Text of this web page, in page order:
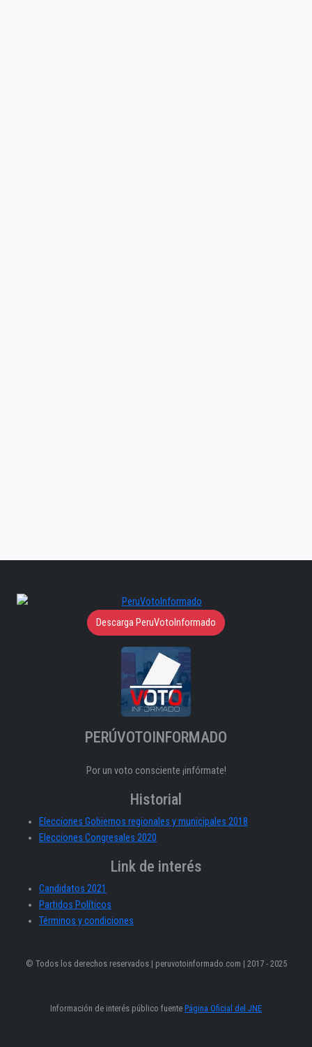
Descarga PeruVotoInformado
PERÚVOTOINFORMADO
Por un voto consciente ¡infórmate!
Historial
Elecciones Gobiernos regionales y municipales 2018
Elecciones Congresales 2020
Link de interés
Candidatos 2021
Partidos Políticos
Términos y condiciones
© Todos los derechos reservados | peruvotoinformado.com | 2017 - 2025
Información de interés público fuente Página Oficial del JNE